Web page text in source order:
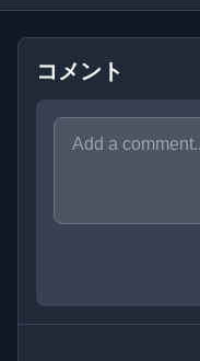
コメント